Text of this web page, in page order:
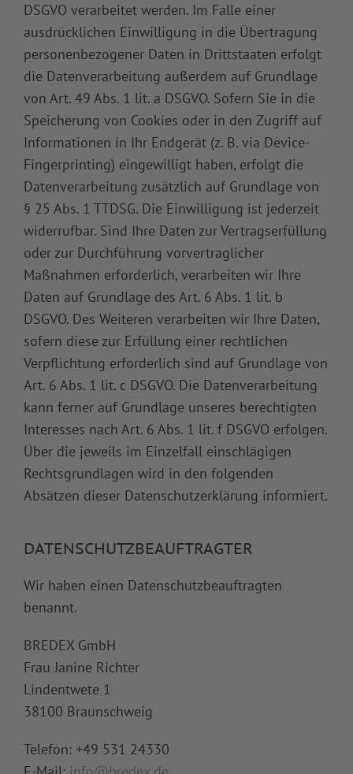
DSGVO verarbeitet werden. Im Falle einer
ausdrücklichen Einwilligung in die Übertragung
personenbezogener Daten in Drittstaaten erfolgt
die Datenverarbeitung außerdem auf Grundlage
von Art. 49 Abs. 1 lit. a DSGVO. Sofern Sie in die
Speicherung von Cookies oder in den Zugriff auf
Informationen in Ihr Endgerät (z. B. via Device-
Fingerprinting) eingewilligt haben, erfolgt die
Datenverarbeitung zusätzlich auf Grundlage von
§ 25 Abs. 1 TTDSG. Die Einwilligung ist jederzeit
widerrufbar. Sind Ihre Daten zur Vertragserfüllung
oder zur Durchführung vorvertraglicher
Maßnahmen erforderlich, verarbeiten wir Ihre
Daten auf Grundlage des Art. 6 Abs. 1 lit. b
DSGVO. Des Weiteren verarbeiten wir Ihre Daten,
sofern diese zur Erfüllung einer rechtlichen
Verpflichtung erforderlich sind auf Grundlage von
Art. 6 Abs. 1 lit. c DSGVO. Die Datenverarbeitung
kann ferner auf Grundlage unseres berechtigten
Interesses nach Art. 6 Abs. 1 lit. f DSGVO erfolgen.
Über die jeweils im Einzelfall einschlägigen
Rechtsgrundlagen wird in den folgenden
Absätzen dieser Datenschutzerklärung informiert.
DATENSCHUTZ­BEAUFTRAGTER
Wir haben einen Datenschutzbeauftragten
benannt.
BREDEX GmbH
Frau Janine Richter
Lindentwete 1
38100 Braunschweig
Telefon: +49 531 24330